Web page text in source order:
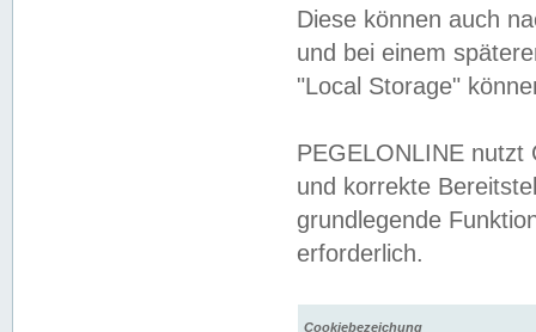
Diese können auch
und bei einem
"Local Storage"
PEGELONLINE nutzt
und korrekte
grundlegende
erforderlich.
Cookiebezeichung